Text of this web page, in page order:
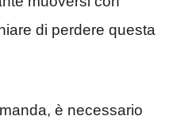
di perdere questa
è necessario